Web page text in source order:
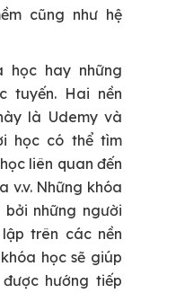
cũng như hệ
học hay những
tuyến. Hai nền
là Udemy và
học có thể tìm
liên quan đến
v.v. Những khóa
những người
trên các nền
học sẽ giúp
hướng tiếp